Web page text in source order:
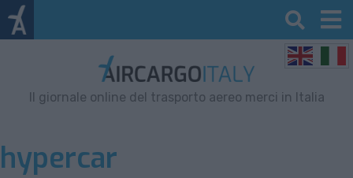
Il giornale online del trasporto aereo merci in Italia
hypercar